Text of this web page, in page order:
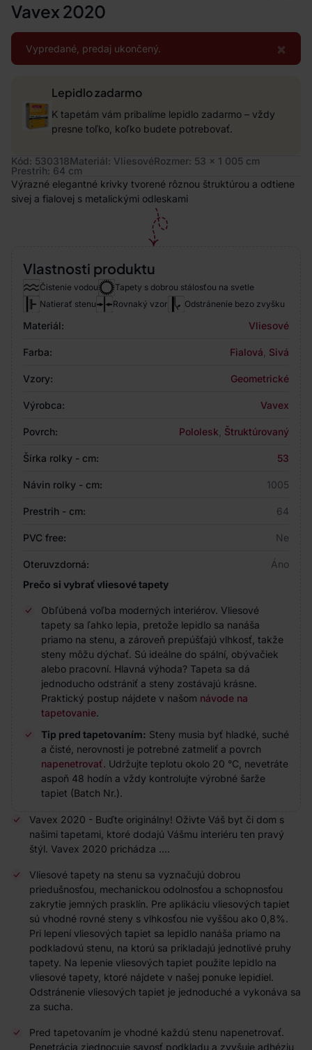
Vavex 2020
×
Vypredané, predaj ukončený.
Lepidlo zadarmo
K tapetám vám pribalíme lepidlo zadarmo – vždy
presne toľko, koľko budete potrebovať.
Kód: 530318Materiál: VliesovéRozmer: 53 x 1 005 cm
Prestrih: 64 cm
Výrazné elegantné krivky tvorené rôznou štruktúrou a odtiene
sivej a fialovej s metalickými odleskami
Vlastnosti produktu
Čistenie vodou
Tapety s dobrou stálosťou na svetle
Natierať stenu
Rovnaký vzor Odstránenie bezo zvyšku
Materiál: Vliesové
Farba: Fialová Sivá
Vzory: Geometrické
Výrobca: Vavex
Povrch: Pololesk Štruktúrovaný
Šírka rolky - cm: 53
Návin rolky - cm: 1005
Prestrih - cm: 64
PVC free: Ne
Oteruvzdorná:
Áno
Prečo si vybrať vliesové tapety
Obľúbená voľba moderných interiérov. Vliesové
tapety sa ľahko lepia, pretože lepidlo sa nanáša
priamo na stenu, a zároveň prepúšťajú vlhkosť, takže
steny môžu dýchať. Sú ideálne do spální, obývačiek
alebo pracovní. Hlavná výhoda? Tapeta sa dá
jednoducho odstrániť a steny zostávajú krásne.
Praktický postup nájdete v našom návode na
tapetovanie.
Tip pred tapetovaním: Steny musia byť hladké, suché
a čisté, nerovnosti je potrebné zatmeliť a povrch
napenetrovať. Udržujte teplotu okolo 20 °C, nevetráte
aspoň 48 hodín a vždy kontrolujte výrobné šarže
tapiet (Batch Nr.).
Vavex 2020 - Buďte originálny! Oživte Váš byt či dom s
našimi tapetami, ktoré dodajú Vášmu interiéru ten pravý
štýl. Vavex 2020 prichádza ....
Vliesové tapety na stenu sa vyznačujú dobrou
priedušnosťou, mechanickou odolnosťou a schopnosťou
zakrytie jemných prasklín. Pre aplikáciu vliesových tapiet
sú vhodné rovné steny s vlhkosťou nie vyššou ako 0,8%.
Pri lepení vliesových tapiet sa lepidlo nanáša priamo na
podkladovú stenu, na ktorú sa prikladajú jednotlivé pruhy
tapety. Na lepenie vliesových tapiet použite lepidlo na
vliesové tapety, ktoré nájdete v našej ponuke lepidiel.
Odstránenie vliesových tapiet je jednoduché a vykonáva sa
za sucha.
Pred tapetovaním je vhodné každú stenu napenetrovať.
Penetrácia zjednocuje savosť podkladu a zvyšuje adhéziu